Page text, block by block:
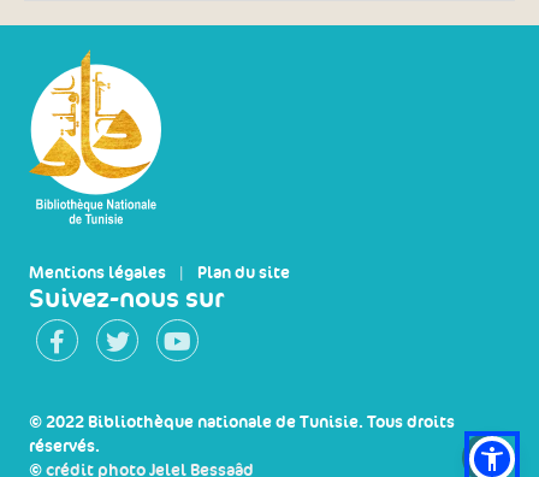
Mentions légales | Plan du site
Suivez-nous sur
© 2022 Bibliothèque nationale de Tunisie. Tous droits
réservés.
©crédit photo Jelel Bessaâd